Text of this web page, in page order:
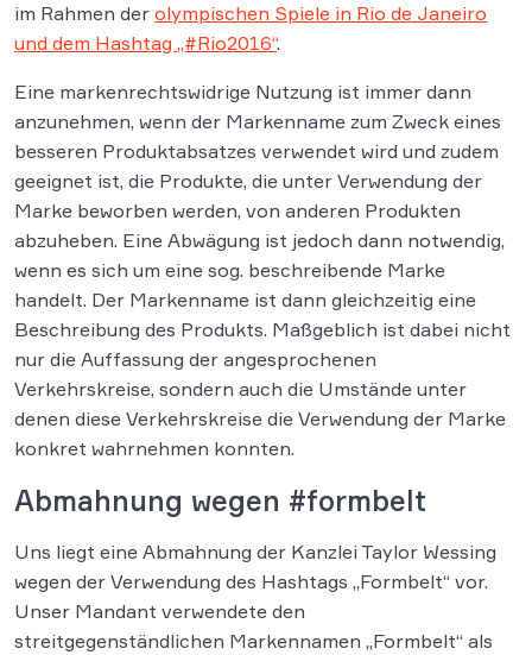
im Rahmen der olympischen Spiele in Rio de Janeiro
und dem Hashtag „#Rio2016“.
Eine markenrechtswidrige Nutzung ist immer dann
anzunehmen, wenn der Markenname zum Zweck eines
besseren Produktabsatzes verwendet wird und zudem
geeignet ist, die Produkte, die unter Verwendung der
Marke beworben werden, von anderen Produkten
abzuheben. Eine Abwägung ist jedoch dann notwendig,
wenn es sich um eine sog. beschreibende Marke
handelt. Der Markenname ist dann gleichzeitig eine
Beschreibung des Produkts. Maßgeblich ist dabei nicht
nur die Auffassung der angesprochenen
Verkehrskreise, sondern auch die Umstände unter
denen diese Verkehrskreise die Verwendung der Marke
konkret wahrnehmen konnten.
Abmahnung wegen #formbelt
Uns liegt eine Abmahnung der Kanzlei Taylor Wessing
wegen der Verwendung des Hashtags „Formbelt“ vor.
Unser Mandant verwendete den
streitgegenständlichen Markennamen „Formbelt“ als